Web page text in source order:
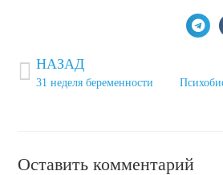
НАЗАД
31 неделя беременности
Оставить комментарий